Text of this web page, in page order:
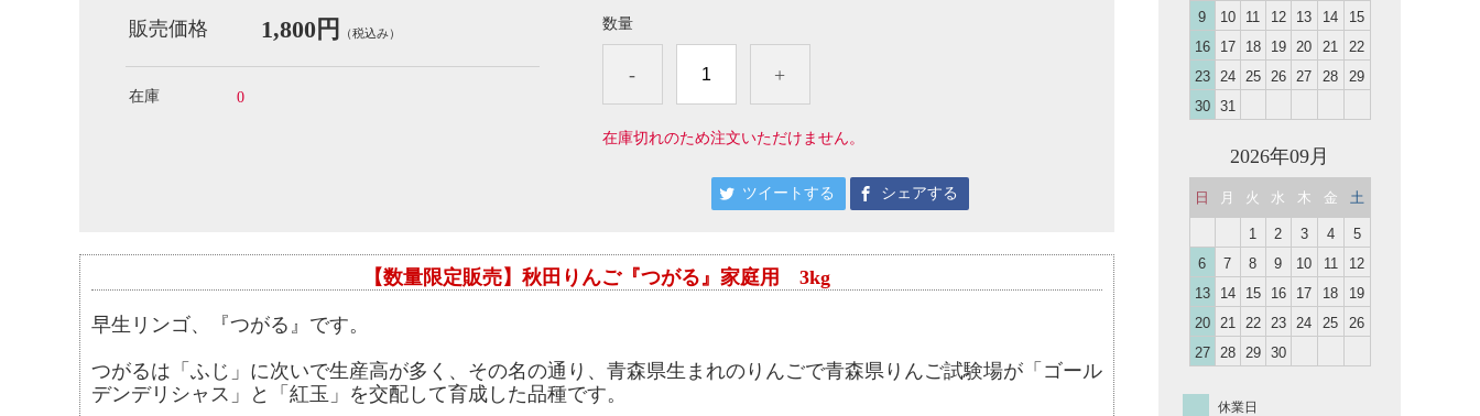
販売価格 1,800円 （税込み）
在庫 0
数量
- +
在庫切れのため注文いただけません。
ツイートする シェアする
【数量限定販売】秋田りんご『つがる』家庭用 3kg
早生リンゴ、『つがる』です。
つがるは「ふじ」に次いで生産高が多く、その名の通り、青森県生まれのりんごで青森県りんご試験場が「ゴール
デンデリシャス」と「紅玉」を交配して育成した品種です。
9 10 11 12 13 14
15
16
17 18 19 20 21
22
23
24 25 26 27 28
29
30
31
2026年09月
日 月 火 水 木 金 土
1 2 3 4
5
6
7 8 9 10 11
12
13
14 15 16 17 18
19
20
21 22 23 24 25
26
27
28 29 30
休業日